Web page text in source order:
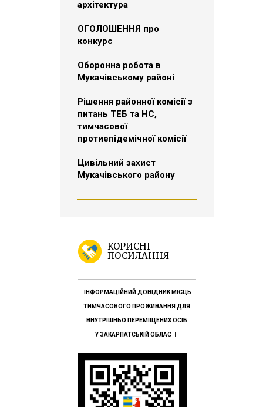
архітектура
ОГОЛОШЕННЯ про
конкурс
Оборонна робота в
Мукачівському районі
Рішення районної комісії з
питань ТЕБ та НС,
тимчасової
протиепідемічної комісії
Цивільний захист
Мукачівського району
КОРИСНІ
ПОСИЛАННЯ
ІНФОРМАЦІЙНИЙ ДОВІДНИК МІСЦЬ
ТИМЧАСОВОГО ПРОЖИВАННЯ ДЛЯ
ВНУТРІШНЬО ПЕРЕМІЩЕНИХ ОСІБ
У ЗАКАРПАТСЬКІЙ ОБЛАСТІ